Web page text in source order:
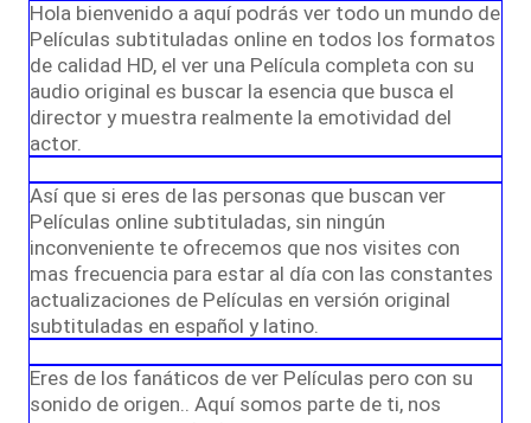
Hola bienvenido a aquí podrás ver todo un mundo de
Películas subtituladas online en todos los formatos
de calidad HD, el ver una Película completa con su
audio original es buscar la esencia que busca el
director y muestra realmente la emotividad del
actor.
Así que si eres de las personas que buscan ver
Películas online subtituladas, sin ningún
inconveniente te ofrecemos que nos visites con
mas frecuencia para estar al día con las constantes
actualizaciones de Películas en versión original
subtituladas en español y latino.
Eres de los fanáticos de ver Películas pero con su
sonido de origen.. Aquí somos parte de ti, nos